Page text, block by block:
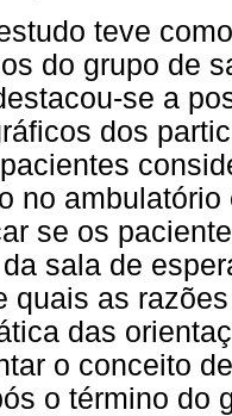
teve
do grupo de
se a
dos
no
se os
sala de
quais as
das
o conceito
o término do